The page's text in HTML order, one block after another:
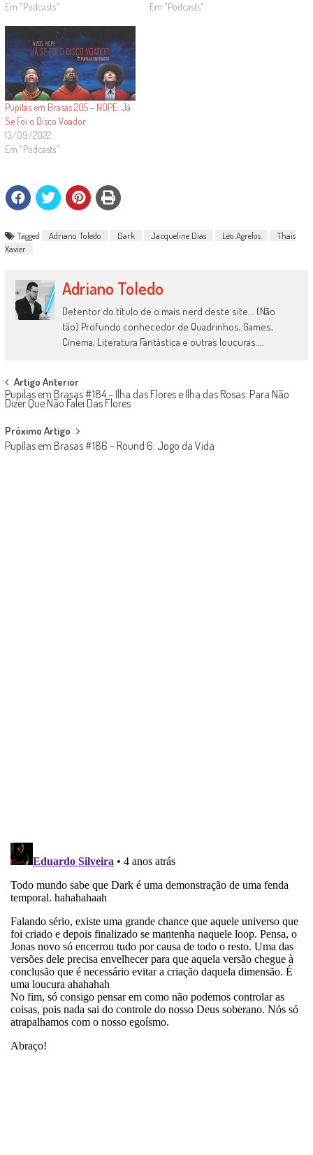
Em "Podcasts"
Em "Podcasts"
Pupilas em Brasas 205 – NOPE: Já
Se Foi o Disco Voador
13/09/2022
Em "Podcasts"
Tagged Adriano Toledo Dark Jacqueline Dias Léo Agrelos
Thaís
Xavier
Adriano Toledo
Detentor do título de o mais nerd deste site... (Não
tão) Profundo conhecedor de Quadrinhos, Games,
Cinema, Literatura Fantástica e outras loucuras....
Post
navigation
Artigo Anterior
Pupilas em Brasas #184 – Ilha das Flores e Ilha das Rosas: Para Não
Dizer Que Não Falei Das Flores
Próximo Artigo
Pupilas em Brasas #186 – Round 6: Jogo da Vida